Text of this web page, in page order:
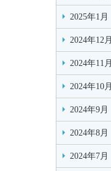
2025年1月
2024年12月
2024年11月
2024年10月
2024年9月
2024年8月
2024年7月